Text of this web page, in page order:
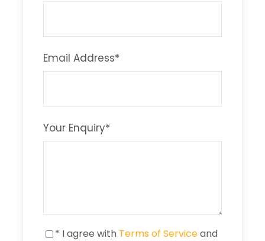
Email Address*
Your Enquiry*
* I agree with Terms of Serviceand